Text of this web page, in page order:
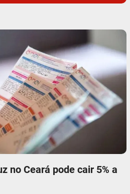
no Ceará pode cair 5% a